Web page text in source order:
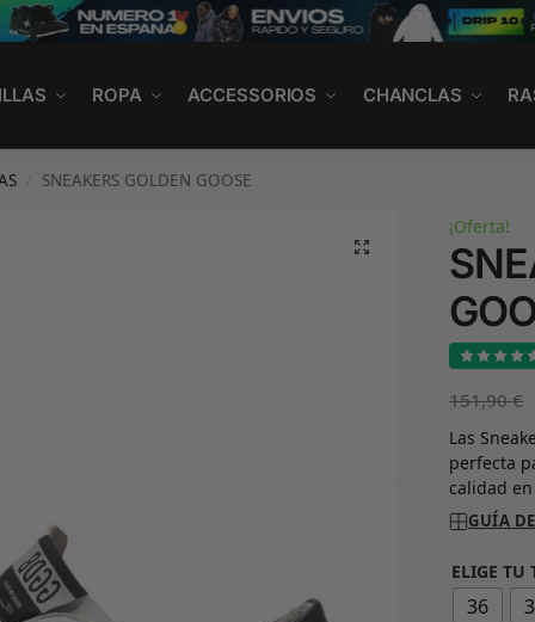
ROPA ACCESSORIOS CHANCLAS
SNEAKERS GOLDEN GOOSE
¡Oferta!
151,90€
Las
perfecta
calidad
GUÍA
ELIGE TU
36